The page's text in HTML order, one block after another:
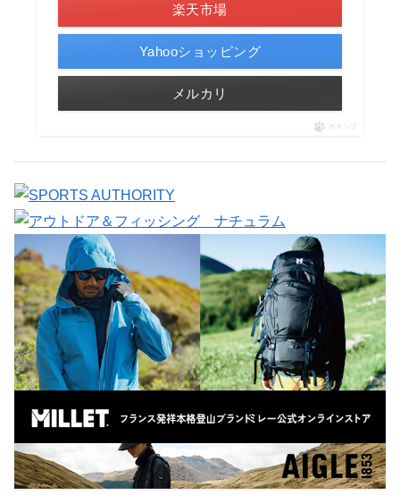
楽天市場
Yahooショッピング
メルカリ
ポチップ